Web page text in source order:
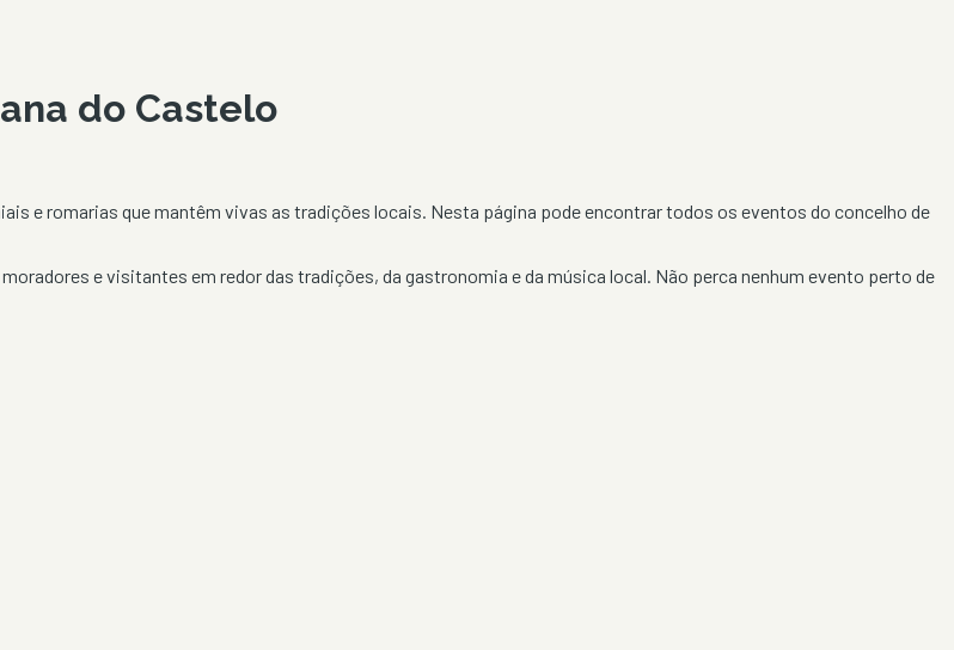
do Castelo
e romarias que mantêm vivas as tradições locais. Nesta página pode encontrar todos os eventos do concelho de
e visitantes em redor das tradições, da gastronomia e da música local. Não perca nenhum evento perto de